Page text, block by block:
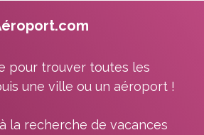
pour trouver toutes les
une ville ou un aéroport !
la recherche de vacances